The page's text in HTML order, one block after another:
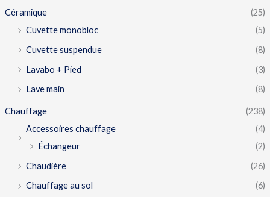
Céramique
(25)
Cuvette monobloc
(5)
Cuvette suspendue
(8)
Lavabo + Pied
(3)
Lave main
(8)
Chauffage
(238)
Accessoires chauffage
(4)
Échangeur
(2)
Chaudière
(26)
Chauffage au sol
(6)